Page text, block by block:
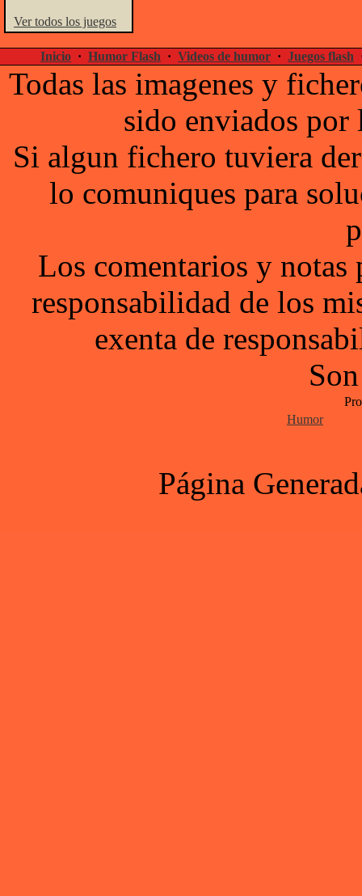
Ver todos los juegos
Inicio · Humor Flash · Videos de humor · Juegos flash
Todas las imagenes y
sido enviados por
Si algun fichero tuviera
lo comuniques para
Los comentarios y notas
responsabilidad de los
exenta de
Humor
Página